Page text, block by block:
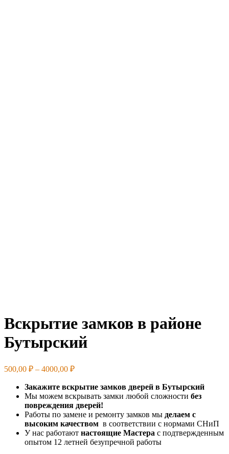
Вскрытие замков в районе
Бутырский
500,00 ₽ – 4000,00 ₽Диапазон
500,00 ₽
–
4000,00 ₽
Закажите вскрытие замков дверей в Бутырский
Мы можем вскрывать замки любой сложности без
повреждения дверей!
Работы по замене и ремонту замков мы делаем с
высоким качеством в соответствии с нормами СНиП
У нас работают настоящие Мастера с подтвержденным
опытом 12 летней безупречной работы